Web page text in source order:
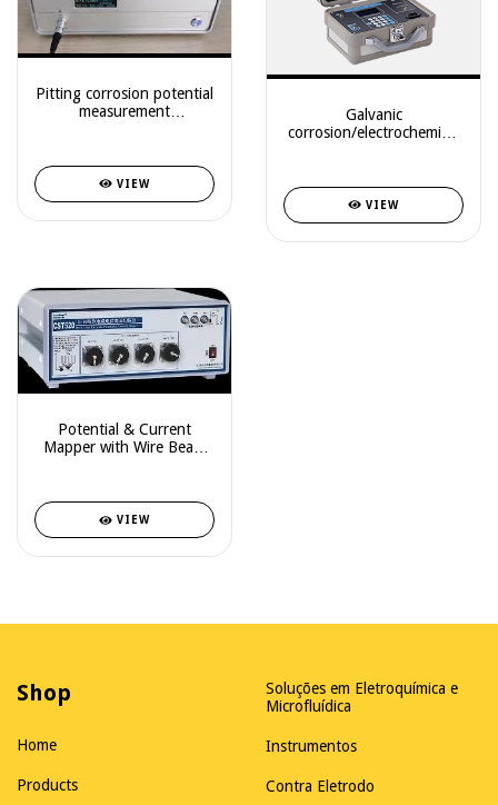
Pitting corrosion potential
measurement
VIEW
Galvanic
corrosion/electrochemical
VIEW
Potential & Current
Mapper with Wire Beam
VIEW
Shop
Home
Products
Soluções em Eletroquímica e
Microfluídica
Instrumentos
Contra Eletrodo